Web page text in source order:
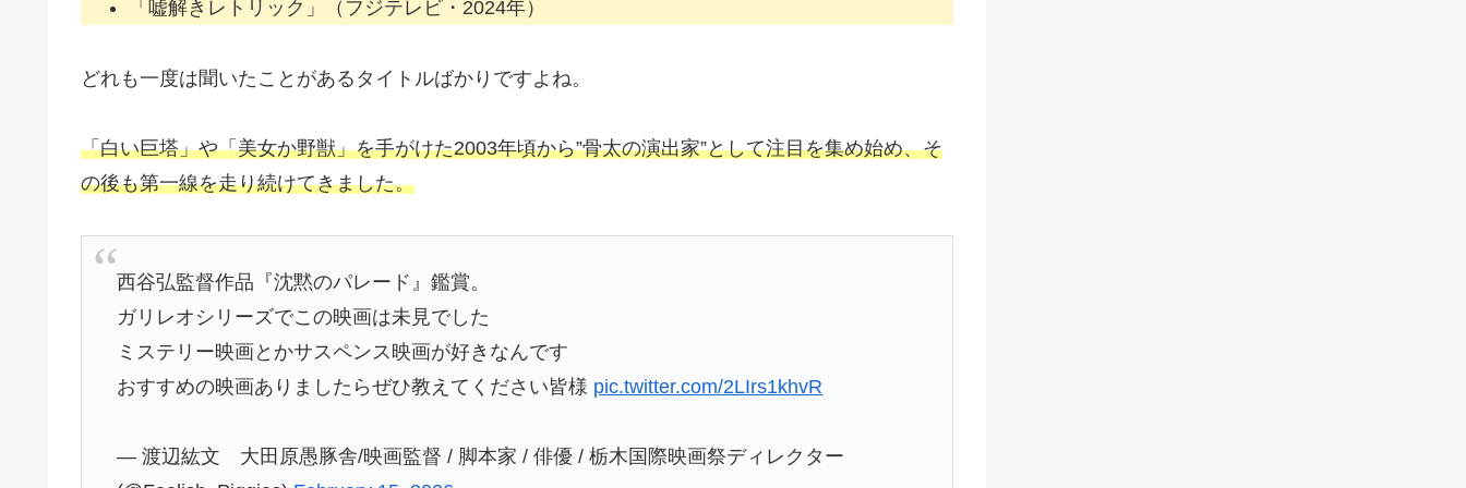
「嘘解きレトリック」（フジテレビ・2024年）
どれも一度は聞いたことがあるタイトルばかりですよね。
「白い巨塔」や「美女か野獣」を手がけた2003年頃から”骨太の演出家”として注目を集め始め、そ
の後も第一線を走り続けてきました。
西谷弘監督作品『沈黙のパレード』鑑賞。
ガリレオシリーズでこの映画は未見でした
ミステリー映画とかサスペンス映画が好きなんです
おすすめの映画ありましたらぜひ教えてください皆様 pic.twitter.com/2LIrs1khvR
— 渡辺紘文 大田原愚豚舎/映画監督 / 脚本家 / 俳優 / 栃木国際映画祭ディレクター